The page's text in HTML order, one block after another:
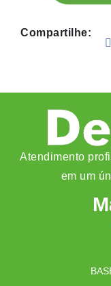
Compartilhe:
Atendimento
em um